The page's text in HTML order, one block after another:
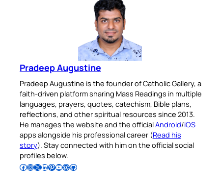
Pradeep Augustine
Pradeep Augustine is the founder of Catholic Gallery, a
faith-driven platform sharing Mass Readings in multiple
languages, prayers, quotes, catechism, Bible plans,
reflections, and other spiritual resources since 2013.
He manages the website and the officialAndroid/iOS
apps alongside his professional career (Read his
story). Stay connected with him on the official social
profiles below.
Follow Pradeep on Facebook Follow Pradeep on InstagramFollow Pradeep on X Follow Pradeep on LinkedIn Follow Pradeep on Pinterest Subscribe to Pradeep’s Youtube Channel Follow Pradeep on WordPress Follow Pradeep on GitHub